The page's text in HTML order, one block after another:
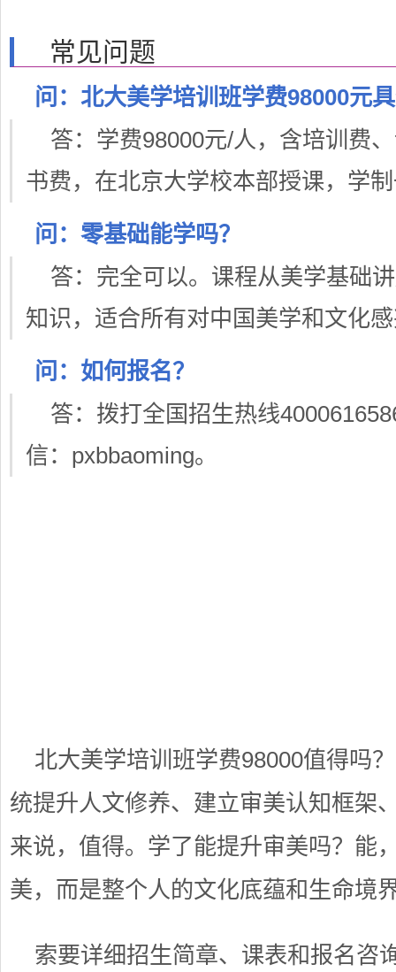
常见问题
问：北大美学培训班学费98000元
答：学费98000元/人，含培训费
书费，在北京大学校本部授课，学
问：零基础能学吗？
答：完全可以。课程从美学基础
知识，适合所有对中国美学和文化
问：如何报名？
答：拨打全国招生热线
信： pxbbaoming。
北大美学培训班学费98000值得吗
统提升人文修养、建立审美认知框架
来说，值得。学了能提升审美吗？能
美，而是整个人的文化底蕴和生命境
索要详细招生简章、课表和报名咨